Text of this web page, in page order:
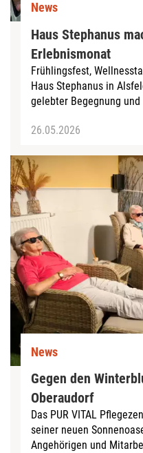
News
Haus Stephanus
Erlebnismonat
Frühlingsfest,
Haus Stephanus in
gelebter Begegnung
26.05.2026
News
Gegen den
Oberaudorf
Das PUR VITAL
seiner neuen
Angehörigen und